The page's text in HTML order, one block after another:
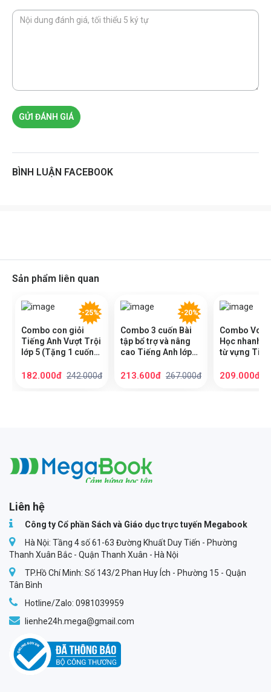
GỬI ĐÁNH GIÁ
BÌNH LUẬN FACEBOOK
Sản phẩm liên quan
-25%
Combo con giỏi
Tiếng Anh Vượt Trội
lớp 5 (Tặng 1 cuốn
first words bất kỳ)
182.000đ 242.000đ
-20%
Combo 3 cuốn Bài
tập bổ trợ và nâng
cao Tiếng Anh lớp
213.600đ 267.000đ
Combo
Học nhanh
từ vựng
209.000đ
Liên hệ
Công ty Cổ phần Sách và Giáo dục trực tuyến Megabook
Hà Nội: Tầng 4 số 61-63 Đường Khuất Duy Tiến - Phường
Thanh Xuân Bắc - Quận Thanh Xuân - Hà Nội
TP.Hồ Chí Minh: Số 143/2 Phan Huy Ích - Phường 15 - Quận
Tân Bình
Hotline/Zalo: 0981039959
lienhe24h.mega@gmail.com